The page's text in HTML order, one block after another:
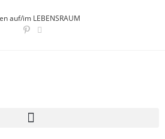
auf/im LEBENSRAUM